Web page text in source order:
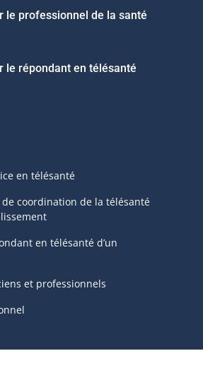
le professionnel de la santé
le répondant en télésanté
en télésanté
coordination de la télésanté
en télésanté d’un
et professionnels